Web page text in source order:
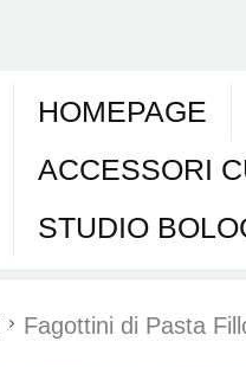
HOMEPAGE
ACCESSORI
STUDIO
Fagottini di Pasta